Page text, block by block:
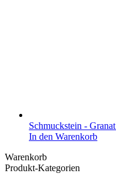
Schmuckstein - Granat
In den Warenkorb
Warenkorb
Produkt-Kategorien